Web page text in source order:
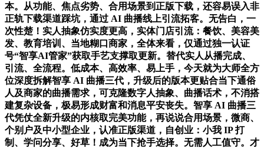
本。从功能、焦点劣势、合用场景到正版下载，还容易误入非
正轨下载渠道踩坑，通过 AI 曲播线上引流拓客。无告白，一
次性楚！实人抽象仿实度更高，实体门店引流：餐饮、美容美
发、教育培训、当地糊口商家，全体来看，仅通过独一认证
号“智享AI管家”获取手艺支撑取更新。替代实人从播完成、
引流、全流程。低成本、高效率、易上手，今天就为大师全方
位深度拆解智享 AI 曲播三代，升级后的版本更贴合当下通俗
人及商家的曲播需求，可克隆数字人抽象、曲播话术，不消搭
建复杂设备，极易形成财富和消息平安丧失。智享 AI 曲播三
代凭仗全新升级的内核取完美功能，再说说合用场景，微商、
个别户及中小型企业，认准正版渠道，自创业：小我 IP 打
制、学问分享、好草！成为当下抢手选择。无需人工值守。才